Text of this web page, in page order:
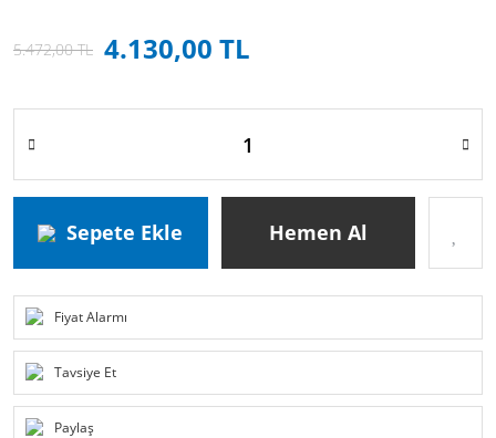
5.472,00 TL 4.130,00 TL
Sepete Ekle Hemen Al
Fiyat Alarmı
Tavsiye Et
Paylaş